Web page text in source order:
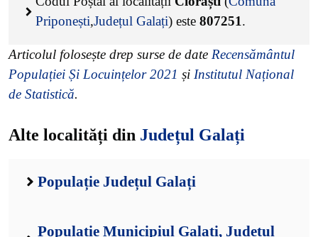
Priponești,Județul Galați) este 807251.
Articolul folosește drep surse de date Recensământul
Populației Și Locuințelor 2021 și Institutul Național
de Statistică.
Alte localități din Județul Galați
Populație Județul Galați
Populație Municipiul Galați, Județul